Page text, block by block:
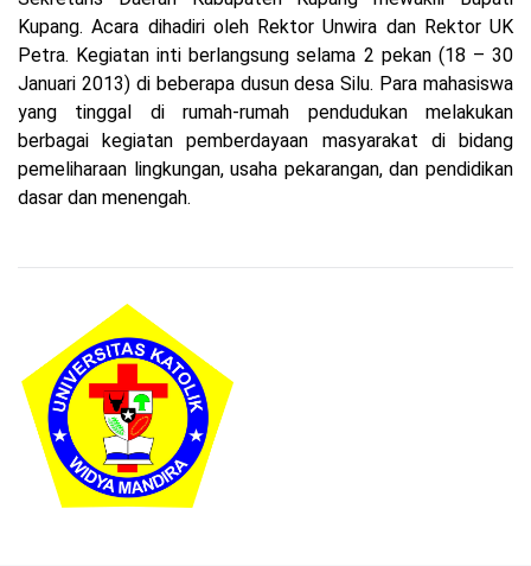
Kupang. Acara dihadiri oleh Rektor Unwira dan Rektor UK
Petra. Kegiatan inti berlangsung selama 2 pekan (18 – 30
Januari 2013) di beberapa dusun desa Silu. Para mahasiswa
yang tinggal di rumah-rumah pendudukan melakukan
berbagai kegiatan pemberdayaan masyarakat di bidang
pemeliharaan lingkungan, usaha pekarangan, dan pendidikan
dasar dan menengah.